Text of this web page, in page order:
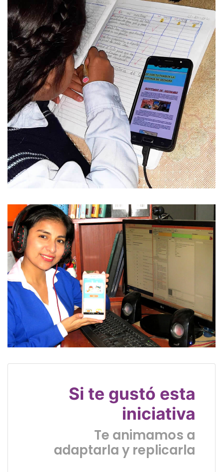
Si te gustó esta
iniciativa
Te animamos a
adaptarla y replicarla